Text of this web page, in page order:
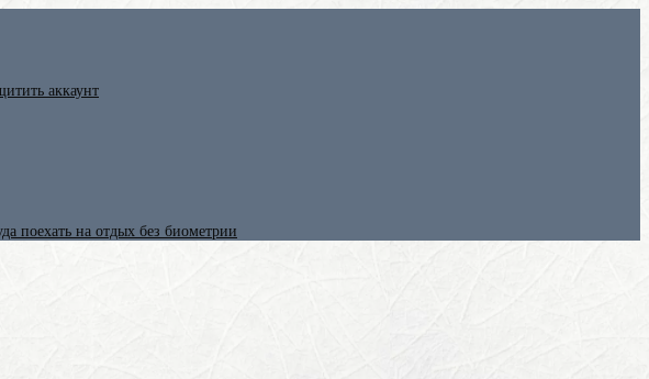
аккаунт
поехать на отдых без биометрии